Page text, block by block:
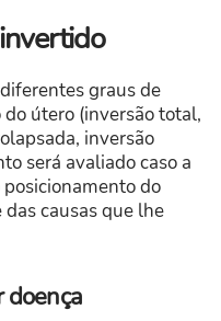
graus de
útero (inversão total,
inversão
será avaliado caso a
do
causas que lhe
doença